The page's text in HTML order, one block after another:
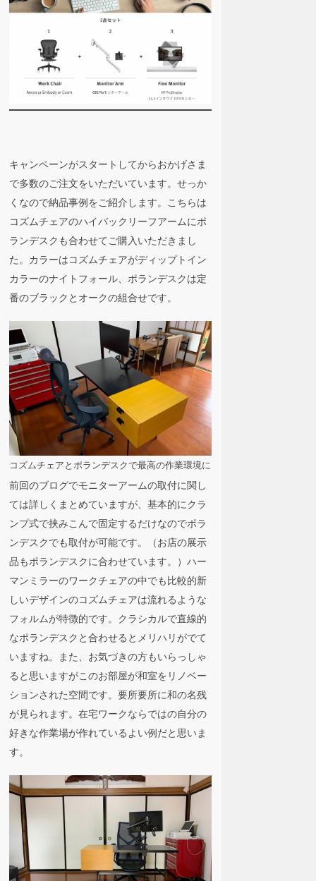
キャンペーンがスタートしてからおかげさま
で多数のご注文をいただいています。せっか
くなので納品事例をご紹介します。こちらは
コズムチェアのハイバックリーフアームにポ
ランデスクも合わせてご購入いただきまし
た。カラーはコズムチェアがディップトイン
カラーのナイトフォール、ポランデスクは定
番のブラックとオークの組合せです。
コズムチェアとポランデスクで最高の作業環境に
前回のブログでモニターアームの取付に関し
ては詳しくまとめていますが、基本的にクラ
ンプ式で挟みこんで固定するだけなのでポラ
ンデスクでも取付が可能です。（お店の展示
品もポランデスクに合わせています。）ハー
マンミラーのワークチェアの中でも比較的新
しいデザインのコズムチェアは流れるような
フォルムが特徴的です。クラシカルで直線的
なポランデスクと合わせるとメリハリがでて
いますね。また、お気づきの方もいらっしゃ
ると思いますがこのお部屋が和室をリノベー
ションされた空間です。要所要所に和の名残
が見られます。在宅ワークならではの自分の
好きな作業場が作れているよい例だと思いま
す。